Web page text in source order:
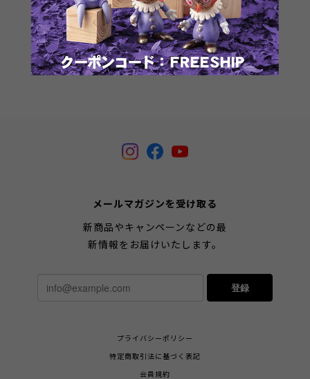
Friendly Animal Plates by
Mark Ryden
¥19,148
SOLD OUT
メールマガジンを受け取る
新商品やキャンペーンなどの最
新情報をお届けいたします。
登録
プライバシーポリシー
特定商取引法に基づく表記
会員規約